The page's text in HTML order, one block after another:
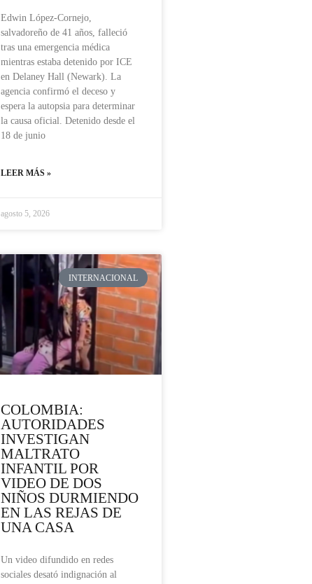
Edwin López-Cornejo,
salvadoreño de 41 años, falleció
tras una emergencia médica
mientras estaba detenido por ICE
en Delaney Hall (Newark). La
agencia confirmó el deceso y
espera la autopsia para determinar
la causa oficial. Detenido desde el
18 de junio
LEER MÁS »
agosto 5, 2026
INTERNACIONAL
COLOMBIA:
AUTORIDADES
INVESTIGAN
MALTRATO
INFANTIL POR
VIDEO DE DOS
NIÑOS DURMIENDO
EN LAS REJAS DE
UNA CASA
Un video difundido en redes
sociales desató indignación al